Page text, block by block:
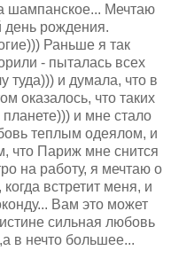
шампанское... Мечтаю
день рождения.
Раньше я так
- пыталась всех
туда))) и думала, что в
оказалось, что таких
и мне стало
теплым одеялом, и
что Париж мне снится
на работу, я мечтаю о
встретит меня, и
Вам это может
сильная любовь
в нечто большее...